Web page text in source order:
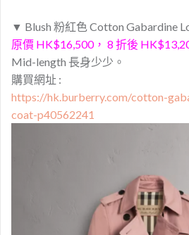
▼ Blush 粉紅色 Cotton Gabardine
原價 HK$16,500， 8 折後
Mid-length 長身少少。
購買網址 :
https://hk.burberry.com/cotton-
coat-p40562241